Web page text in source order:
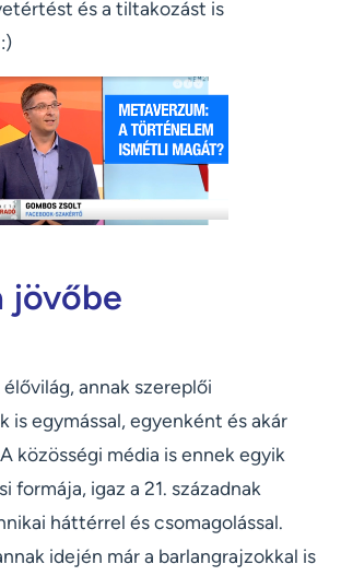
és a tiltakozást is
jövőbe
annak szereplői
is egymással, egyenként és akár
közösségi média is ennek egyik
formája, igaz a 21. századnak
háttérrel és csomagolással.
idején már a barlangrajzokkal is